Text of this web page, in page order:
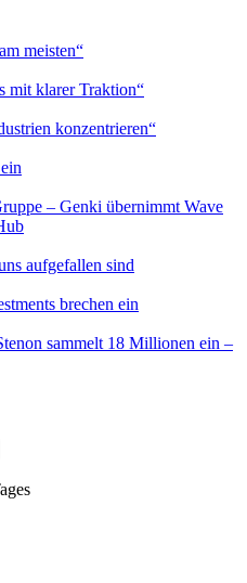
meisten“
mit klarer Traktion“
konzentrieren“
– Genki übernimmt Wave
aufgefallen sind
brechen ein
sammelt 18 Millionen ein –